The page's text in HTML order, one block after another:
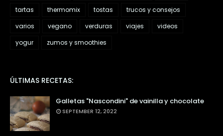
tartas
thermomix tostas
trucos y consejos
varios
vegano verduras viajes
videos
yogur
zumos y smoothies
ÚLTIMAS RECETAS:
Galletas "Nascondini" de vainilla y chocolate
SEPTEMBER 12, 2022